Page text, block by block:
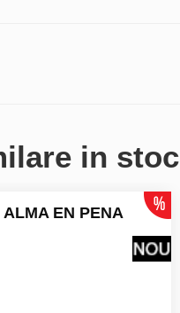
in stoc
EN PENA